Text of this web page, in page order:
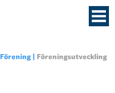
Förening Föreningsutveckling